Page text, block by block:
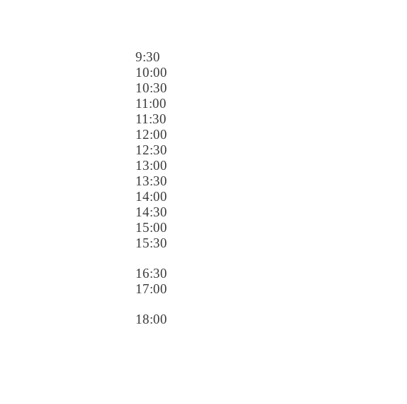
9:30
10:00
10:30
11:00
11:30
12:00
12:30
13:00
13:30
14:00
14:30
15:00
15:30
16:30
17:00
18:00